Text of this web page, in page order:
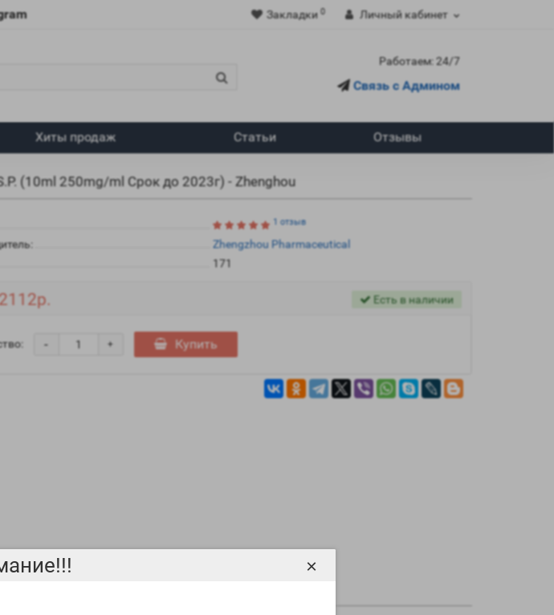
×
Закладки 0 Личный кабинет
Работаем: 24/7
Связь с Админом
Хиты продаж Статьи Отзывы
(10ml 250mg/ml Срок до 2023г) - Zhenghou
1 отзыв
Zhengzhou Pharmaceutical
171
2112р. Есть в наличии
+
- Купить